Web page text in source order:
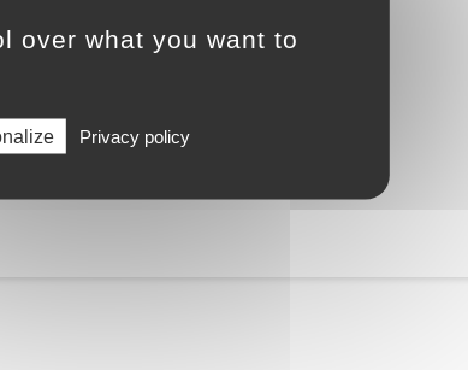
over what you want to
Privacy policy